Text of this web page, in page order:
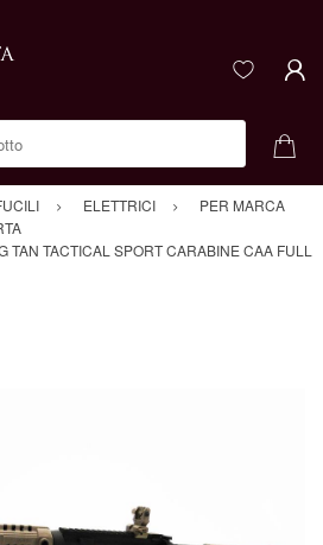
ELETTRICI
PER MARCA
TAN TACTICAL SPORT CARABINE CAA FULL